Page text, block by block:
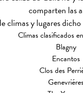
comparten las
climas y lugares
Climas clasificados en
Blagny
Encantos
Clos des
Genevriéres